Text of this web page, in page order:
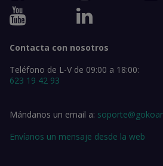
Contacta con nosotros
Teléfono de L-V de 09:00 a 18:00:
623 19 42 93
Mándanos un email a:
Envíanos un mensaje desde la web